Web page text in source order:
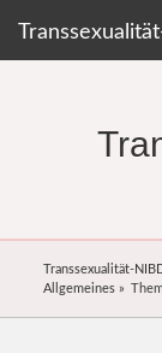
Transsexualität-
Allgemeines»